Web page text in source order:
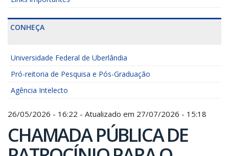
CONHEÇA
Universidade Federal de Uberlândia
Pró-reitoria de Pesquisa e Pós-Graduação
Agência Intelecto
26/05/2026 - 16:22 - Atualizado em 27/07/2026 - 15:18
CHAMADA PÚBLICA DE